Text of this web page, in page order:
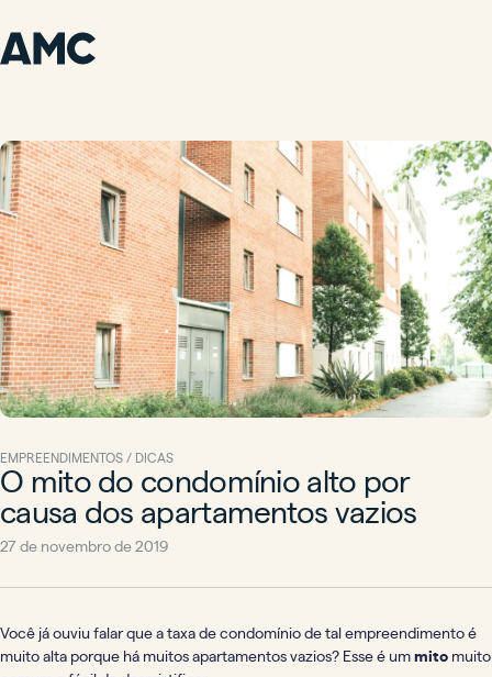
O mito do condomínio alto por
causa dos apartamentos vazios
EMPREENDIMENTOS / DICAS
27 de novembro de 2019
Você já ouviu falar que a taxa de condomínio de tal empreendimento é
muito alta porque há muitos apartamentos vazios? Esse é ummito muito